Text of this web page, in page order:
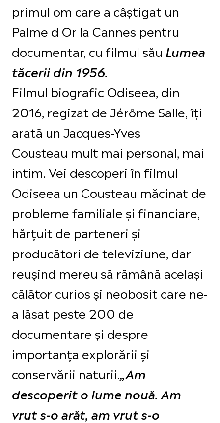
primul om care a câștigat un
Palme d Or la Cannes pentru
documentar, cu filmul său Lumea
tăcerii din 1956.
Filmul biografic Odiseea, din
2016, regizat de Jérôme Salle, îți
arată un Jacques-Yves
Cousteau mult mai personal, mai
intim. Vei descoperi în filmul
Odiseea un Cousteau măcinat de
probleme familiale și financiare,
hărțuit de parteneri și
producători de televiziune, dar
reușind mereu să rămână același
călător curios și neobosit care ne-
a lăsat peste 200 de
documentare și despre
importanța explorării și
conservării naturii.„Am
descoperit o lume nouă. Am
vrut s-o arăt, am vrut s-o